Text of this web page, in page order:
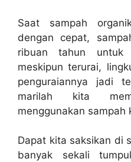
Saat sampah
dengan cepat,
ribuan tahun untuk
meskipun terurai,
penguraiannya jadi
marilah kita
menggunakan sampah
Dapat kita saksikan di
banyak sekali